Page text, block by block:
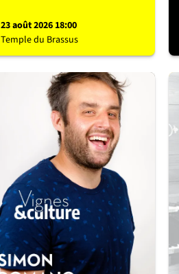
23 août 2026 18:00
Temple du Brassus